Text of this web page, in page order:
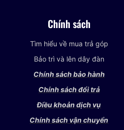
Chính sách
Tìm hiểu về mua trả góp
Bảo trì và lên dây đàn
Chính sách bảo hành
Chính sách đổi trả
Điều khoản dịch vụ
Chính sách vận chuyển